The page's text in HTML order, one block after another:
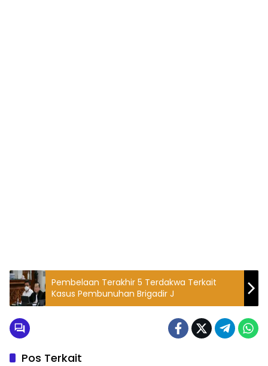
Pembelaan Terakhir 5 Terdakwa Terkait
Kasus Pembunuhan Brigadir J
Pos Terkait